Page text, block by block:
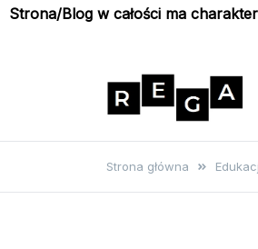
Strona/Blog w całości ma
Rega
poradniki
Strona główna